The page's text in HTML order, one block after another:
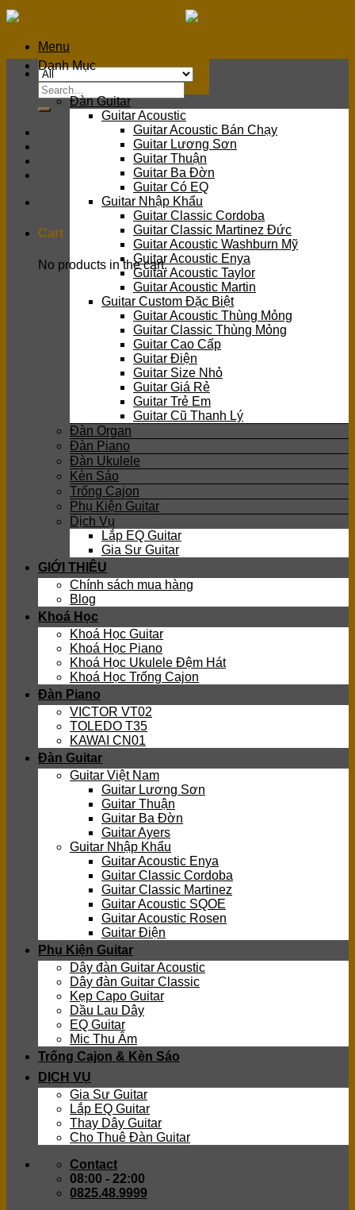
Skip
to
contentMenu
Search
for:
Cart
No products in the cart.
Danh Mục
Đàn Guitar
Guitar Acoustic
Guitar Acoustic Bán Chạy
Guitar Lương Sơn
Guitar Thuận
Guitar Ba Đờn
Guitar Có EQ
Guitar Nhập Khẩu
Guitar Classic Cordoba
Guitar Classic Martinez Đức
Guitar Acoustic Washburn Mỹ
Guitar Acoustic Enya
Guitar Acoustic Taylor
Guitar Acoustic Martin
Guitar Custom Đặc Biệt
Guitar Acoustic Thùng Mỏng
Guitar Classic Thùng Mỏng
Guitar Cao Cấp
Guitar Điện
Guitar Size Nhỏ
Guitar Giá Rẻ
Guitar Trẻ Em
Guitar Cũ Thanh Lý
Đàn Organ
Đàn Piano
Đàn Ukulele
Kèn Sáo
Trống Cajon
Phụ Kiện Guitar
Dịch Vụ
Lắp EQ Guitar
Gia Sư Guitar
GIỚI THIỆU
Chính sách mua hàng
Blog
Khoá Học
Khoá Học Guitar
Khoá Học Piano
Khoá Học Ukulele Đệm Hát
Khoá Học Trống Cajon
Đàn Piano
VICTOR VT02
TOLEDO T35
KAWAI CN01
Đàn Guitar
Guitar Việt Nam
Guitar Lương Sơn
Guitar Thuận
Guitar Ba Đờn
Guitar Ayers
Guitar Nhập Khẩu
Guitar Acoustic Enya
Guitar Classic Cordoba
Guitar Classic Martinez
Guitar Acoustic SQOE
Guitar Acoustic Rosen
Guitar Điện
Phụ Kiện Guitar
Dây đàn Guitar Acoustic
Dây đàn Guitar Classic
Kẹp Capo Guitar
Dầu Lau Dây
EQ Guitar
Mic Thu Âm
Trống Cajon & Kèn Sáo
DỊCH VỤ
Gia Sư Guitar
Lắp EQ Guitar
Thay Dây Guitar
Cho Thuê Đàn Guitar
Contact
08:00 - 22:00
0825.48.9999